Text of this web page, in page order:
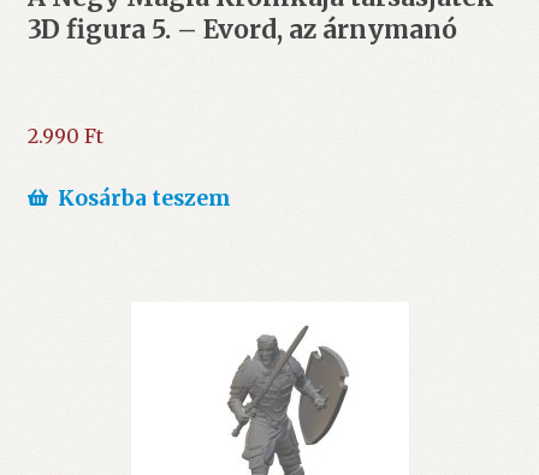
3D figura 5. – Evord, az árnymanó
2.990 Ft
Kosárba teszem